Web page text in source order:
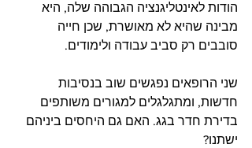
הודות לאינטליגנציה הגבוהה שלה, היא
מבינה שהיא לא מאושרת, שכן חייה
סובבים רק סביב עבודה ולימודים.
שני הרופאים נפגשים שוב בנסיבות
חדשות, ומתגלגלים למגורים משותפים
בדירת חדר בגג. האם גם היחסים ביניהם
ישתנו?